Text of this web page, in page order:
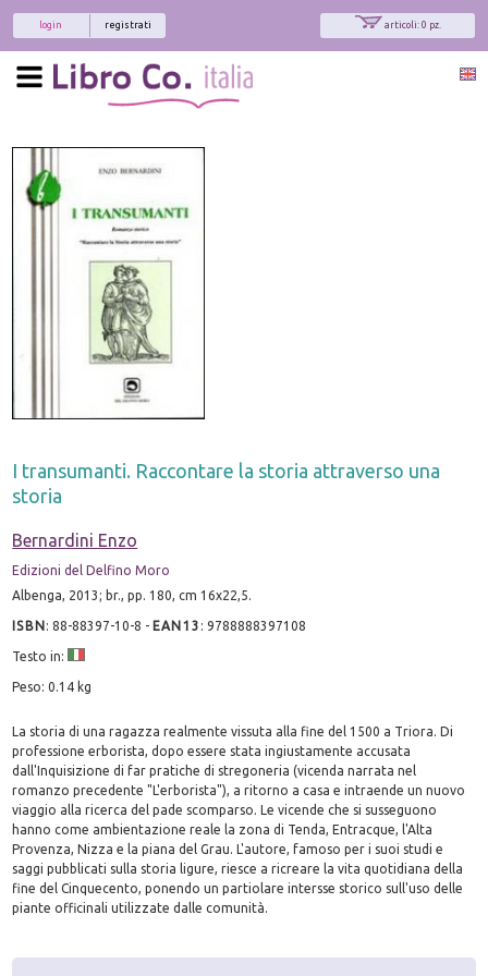
articoli: 0 pz.
registrati
login
I transumanti. Raccontare la storia attraverso una
storia
Bernardini Enzo
Edizioni del Delfino Moro
Albenga, 2013; br., pp. 180, cm 16x22,5.
ISBN:88-88397-10-8 - EAN13 :9788888397108
Testo in:
Peso: 0.14 kg
La storia di una ragazza realmente vissuta alla fine del 1500 a Triora. Di
professione erborista, dopo essere stata ingiustamente accusata
dall'Inquisizione di far pratiche di stregoneria (vicenda narrata nel
romanzo precedente "L'erborista"), a ritorno a casa e intraende un nuovo
viaggio alla ricerca del pade scomparso. Le vicende che si susseguono
hanno come ambientazione reale la zona di Tenda, Entracque, l'Alta
Provenza, Nizza e la piana del Grau. L'autore, famoso per i suoi studi e
saggi pubblicati sulla storia ligure, riesce a ricreare la vita quotidiana della
fine del Cinquecento, ponendo un partiolare intersse storico sull'uso delle
piante officinali utilizzate dalle comunità.